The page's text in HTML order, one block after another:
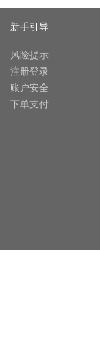
新手引导
风险提示
注册登录
账户安全
下单支付